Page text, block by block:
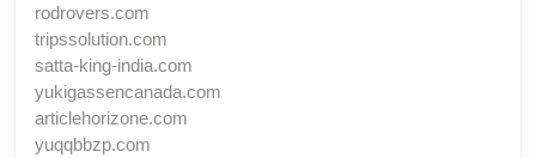
rodrovers.com
tripssolution.com
satta-king-india.com
yukigassencanada.com
articlehorizone.com
yuqqbbzp.com